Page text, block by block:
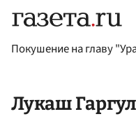
Покушение на главу
Лукаш